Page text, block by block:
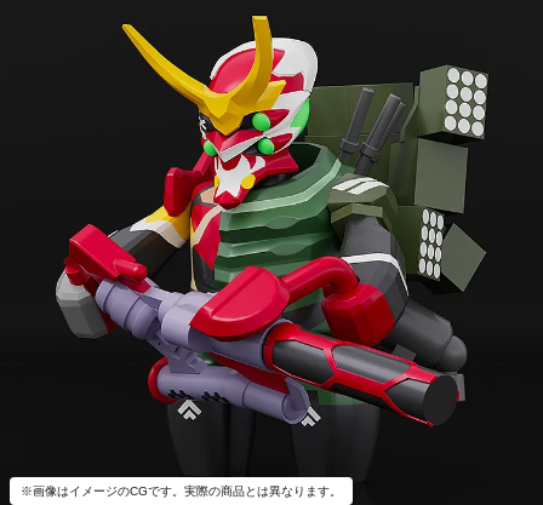
※画像はイメージのCGです。実際の商品とは異なります。